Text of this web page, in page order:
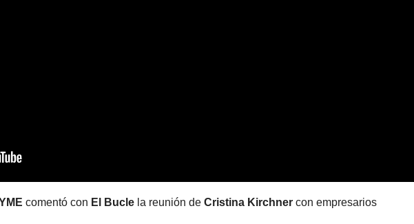
comentó con El Bucle la reunión de Cristina Kirchner con empresarios